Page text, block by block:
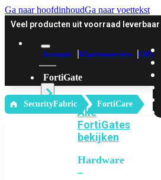
Ga naar hoofdinhoudGa naar voettekst
Veel producten uit voorraad leverbaar
Account Klantenservice Offerte
FortiGate
Alle
FortiGates
bekijken
Hardware
–
‎ SecurityFabric FortiCare